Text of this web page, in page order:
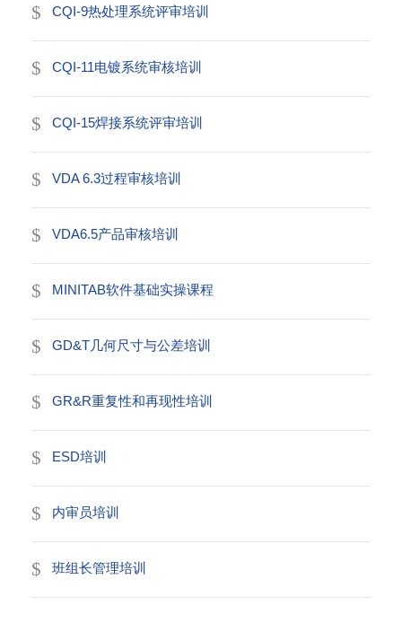
CQI-9热处理系统评审培训
CQI-11电镀系统审核培训
CQI-15焊接系统评审培训
VDA 6.3过程审核培训
VDA6.5产品审核培训
MINITAB软件基础实操课程
GD&T几何尺寸与公差培训
GR&R重复性和再现性培训
ESD培训
内审员培训
班组长管理培训